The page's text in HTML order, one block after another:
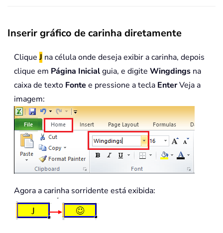
Inserir gráfico de carinha diretamente
Clique J na célula onde deseja exibir a carinha, depois
clique em Página Inicialguia, e digite Wingdings na
caixa de texto Fonte e pressione a tecla EnterVeja a
imagem:
Agora a carinha sorridente está exibida: